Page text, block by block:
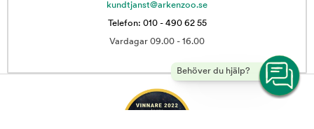
Behöver du hjälp?
kundtjanst@arkenzoo.se
Telefon: 010 - 490 62 55
Vardagar 09.00 - 16.00